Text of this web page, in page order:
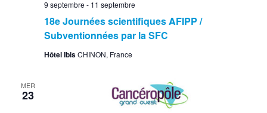
18e Journées scientifiques AFIPP /
Subventionnées par la SFC
9 septembre - 11 septembre
Hôtel IbisCHINON, France
MER
23